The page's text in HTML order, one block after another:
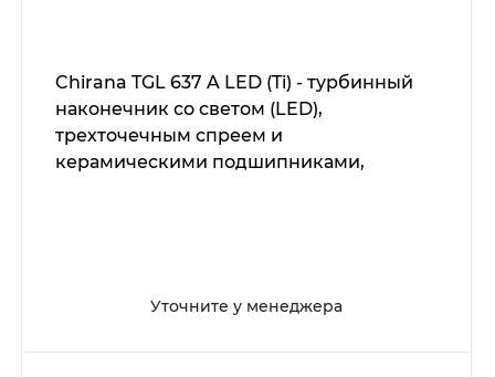
Chirana TGL 637 A LED (Ti) - турбинный
наконечник со светом (LED),
трехточечным спреем и
керамическими подшипниками,
Уточните у менеджера